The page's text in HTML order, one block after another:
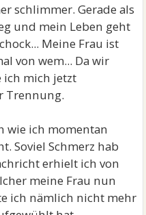
schlimmer. Gerade als
und mein Leben geht
Meine Frau ist
von wem... Da wir
mich jetzt
Trennung.
wie ich momentan
Soviel Schmerz hab
erhielt ich von
meine Frau nun
ich nämlich nicht mehr